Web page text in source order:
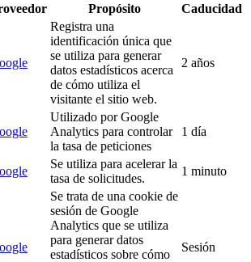
Propósito Caducidad
Registra una
identificación única que
se utiliza para generar
datos estadísticos acerca
de cómo utiliza el
visitante el sitio web.
2 años
Utilizado por Google
Analytics para controlar
la tasa de peticiones
1 día
Se utiliza para acelerar la
tasa de solicitudes.
1 minuto
Se trata de una cookie de
sesión de Google
Analytics que se utiliza
para generar datos
estadísticos sobre cómo
Sesión